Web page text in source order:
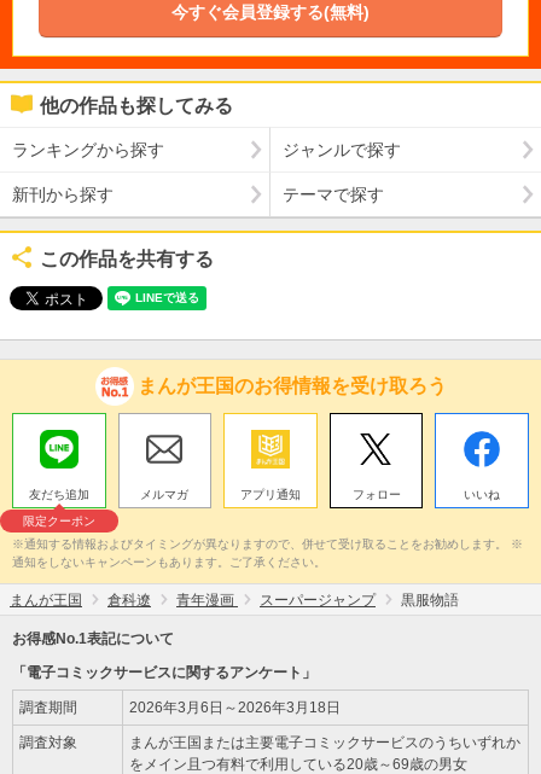
今すぐ会員登録する(無料)
他の作品も探してみる
ランキングから探す ジャンルで探す
新刊から探す テーマで探す
この作品を共有する
まんが王国のお得情報を受け取ろう
友だち追加
限定クーポン
メルマガ アプリ通知 フォロー いいね
※通知する情報およびタイミングが異なりますので、併せて受け取ることをお勧めします。 ※
通知をしないキャンペーンもあります。ご了承ください。
まんが王国 倉科遼 青年漫画 スーパージャンプ 黒服物語
お得感No.1表記について
「電子コミックサービスに関するアンケート」
調査期間 2026年3月6日～2026年3月18日
調査対象
まんが王国または主要電子コミックサービスのうちいずれか
をメイン且つ有料で利用している20歳～69歳の男女